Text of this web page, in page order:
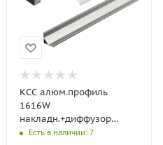
КСС алюм.профиль
1616W
накладн.+диффузор
дуга+6 клипс+6 загл.,
Есть в наличии: 7